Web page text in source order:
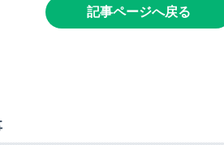
記事ページへ戻る